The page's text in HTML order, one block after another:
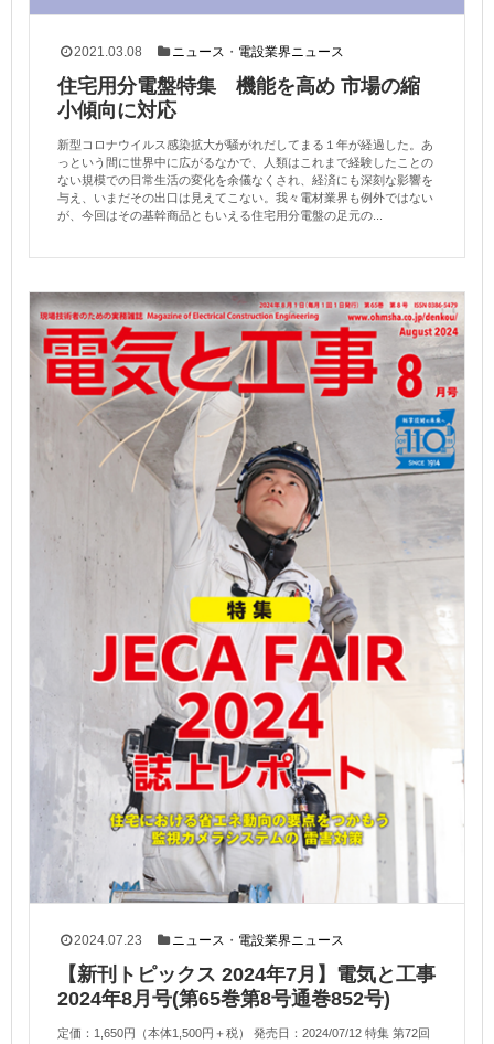
2021.03.08 ニュース ・ 電設業界ニュース
住宅用分電盤特集 機能を高め 市場の縮
小傾向に対応
新型コロナウイルス感染拡大が騒がれだしてまる１年が経過した。あ
っという間に世界中に広がるなかで、人類はこれまで経験したことの
ない規模での日常生活の変化を余儀なくされ、経済にも深刻な影響を
与え、いまだその出口は見えてこない。我々電材業界も例外ではない
が、今回はその基幹商品ともいえる住宅用分電盤の足元の...
2024.07.23 ニュース ・ 電設業界ニュース
【新刊トピックス 2024年7月】電気と工事
2024年8月号(第65巻第8号通巻852号)
定価：1,650円（本体1,500円＋税） 発売日：2024/07/12 特集 第72回